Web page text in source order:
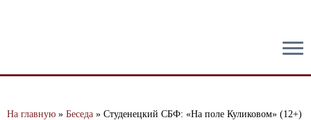
На главную » Беседа » Студенецкий СБФ: «На поле Куликовом» (12+)